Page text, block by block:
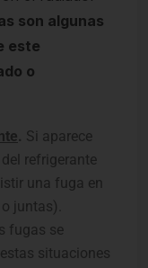
son algunas
este
o
. Si aparece
refrigerante
una fuga en
juntas).
fugas se
situaciones